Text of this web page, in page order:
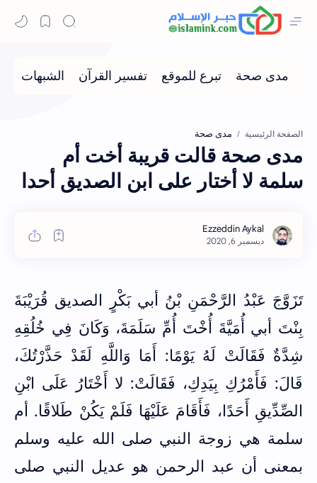
الصفحة الرئيسية مدى صحة
مدى صحة قالت قريبة أخت أم
سلمة لا أختار على ابن الصديق أحدا
تَزَوَّجَ عَبْدُ الرَّحْمَنِ بْنُ أبي بَكْرٍ الصديق قُرَيْبَةَ
بِنْتَ أبي أُمَيَّةَ أُخْتَ أُمِّ سَلَمَةَ، وَكَانَ فِي خُلُقِهِ
شِدَّةٌ فَقَالَتْ لَهُ يَوْمًا: أَمَا وَاللَّهِ لَقَدْ حَذَّرْتُكَ،
قَالَ: فَأَمْرُكِ بِيَدِكِ، فَقَالَتْ: لا أَخْتَارُ عَلَى ابْنِ
الصِّدِّيقِ أَحَدًا، فَأَقَامَ عَلَيْهَا فَلَمْ يَكُنْ طَلاقًا. أم
سلمة هي زوجة النبي صلى الله عليه وسلم
بمعنى أن عبد الرحمن هو عديل النبي صلى